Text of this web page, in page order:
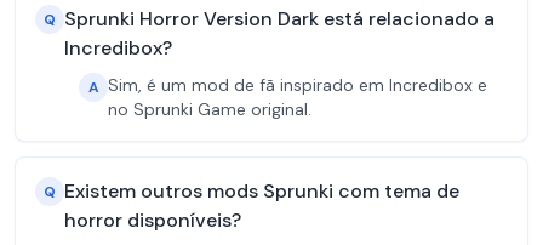
Q Sprunki Horror Version Dark está relacionado a
Incredibox?
A Sim, é um mod de fã inspirado em Incredibox e
no Sprunki Game original.
Q Existem outros mods Sprunki com tema de
horror disponíveis?